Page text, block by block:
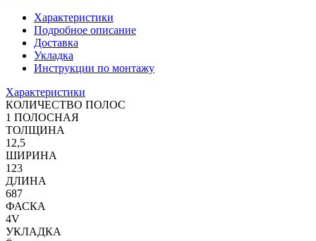
Характеристики
Подробное описание
Доставка
Укладка
Инструкции по монтажу
Характеристики
КОЛИЧЕСТВО ПОЛОС
1 ПОЛОСНАЯ
ТОЛЩИНА
12,5
ШИРИНА
123
ДЛИНА
687
ФАСКА
4V
УКЛАДКА